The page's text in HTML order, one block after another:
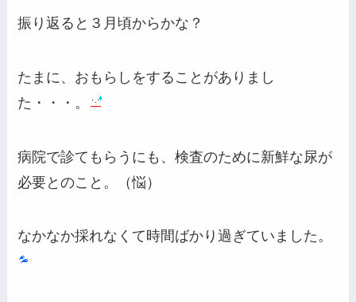
振り返ると３月頃からかな？
たまに、おもらしをすることがありまし
た・・・。
病院で診てもらうにも、検査のために新鮮な尿が
必要とのこと。（悩）
なかなか採れなくて時間ばかり過ぎていました。